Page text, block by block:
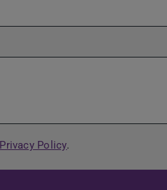
Privacy Policy.